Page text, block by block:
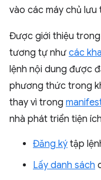
vào các máy chủ lưu
Được giới thiệu
tương tự như các
lệnh nội dung được
phương thức trong
thay vì trong
nhà phát triển tiện
Đăng ký tập
Lấy danh sách